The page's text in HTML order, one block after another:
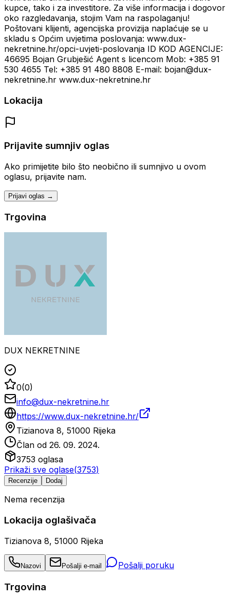
kupce, tako i za investitore. Za više informacija i dogovor
oko razgledavanja, stojim Vam na raspolaganju!
Poštovani klijenti, agencijska provizija naplaćuje se u
skladu s Općim uvjetima poslovanja: www.dux-
nekretnine.hr/opci-uvjeti-poslovanja ID KOD AGENCIJE:
46695 Bojan Grubješić Agent s licencom Mob: +385 91
530 4655 Tel: +385 91 480 8808 E-mail: bojan@dux-
nekretnine.hr www.dux-nekretnine.hr
Lokacija
Prijavite sumnjiv oglas
Ako primijetite bilo što neobično ili sumnjivo u ovom
oglasu, prijavite nam.
Prijavi oglas →
Trgovina
DUX NEKRETNINE
0(0)
info@dux-nekretnine.hr
https://www.dux-nekretnine.hr/
Tizianova 8, 51000 Rijeka
Član od 26. 09. 2024.
3753 oglasa
Prikaži sve oglase(3753)
Recenzije Dodaj
Nema recenzija
Lokacija oglašivača
Tizianova 8, 51000 Rijeka
Nazovi Pošalji e-mail Pošalji poruku
Trgovina